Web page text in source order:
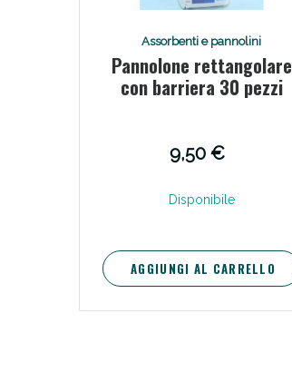
Assorbenti e pannolini
Pannolone rettangolare
con barriera 30 pezzi
9,50 €
Disponibile
AGGIUNGI AL CARRELLO